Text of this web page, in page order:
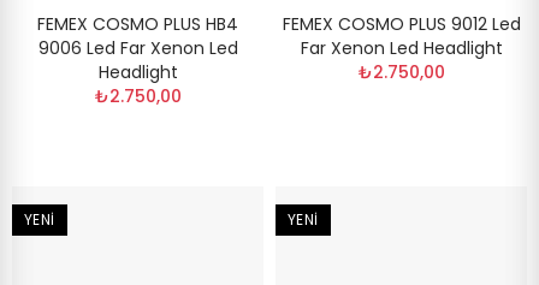
FEMEX COSMO PLUS HB4
9006 Led Far Xenon Led
Headlight
₺2.750,00
FEMEX COSMO PLUS 9012 Led
Far Xenon Led Headlight
₺2.750,00
YENI YENI